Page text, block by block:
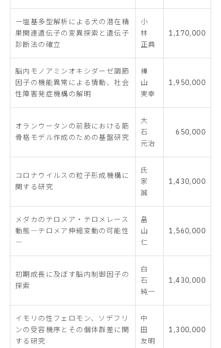
一塩基多型解析による犬の潜在精
巣関連遺伝子の変異探索と遺伝子
診断法の確立
小
林
正典
1,170,000
脳内モノアミンオキシダーゼ調節
因子の機能異常による情動、社会
性障害発症機構の解明
樺
山
実幸
1,950,000
オランウータンの前肢における筋
骨格モデル作成のための基盤研究
大
石
元治
650,000
コロナウイルスの粒子形成機構に
関する研究
氏
家
誠
1,430,000
メダカのテロメア・テロメレース
動態―テロメア伸縮変動の可能性
―
畠
山
仁
1,560,000
初期成長に及ぼす脳内制御因子の
探索
白
石
純一
1,430,000
イモリの性フェロモン、ソデフリ
ンの受容機序とその個体群差に関
する研究
中
田
友明
1,300,000